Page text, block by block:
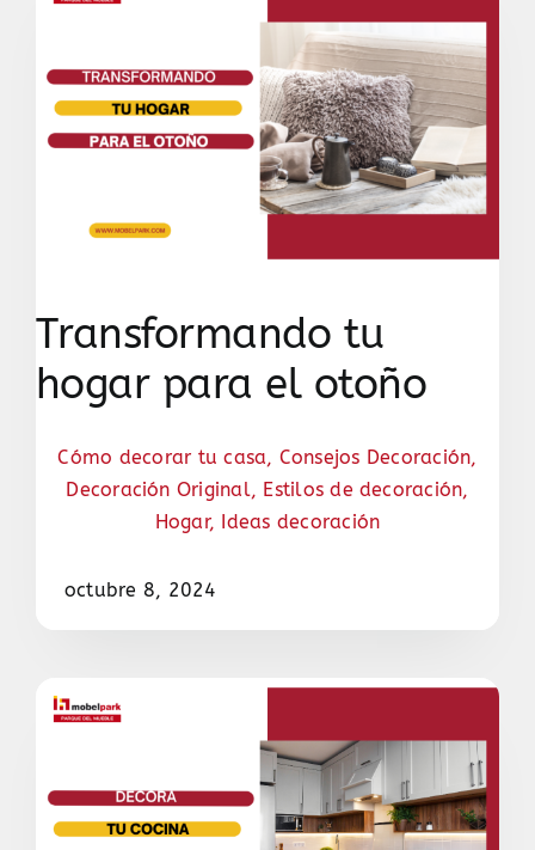
Transformando tu
hogar para el otoño
Cómo decorar tu casa, Consejos Decoración,
Decoración Original, Estilos de decoración,
Hogar, Ideas decoración
octubre 8, 2024